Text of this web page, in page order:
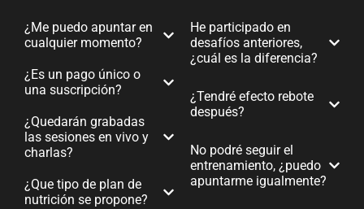
¿Me puedo apuntar en
cualquier momento?
¿Es un pago único o
una suscripción?
¿Quedarán grabadas
las sesiones en vivo y
charlas?
¿Que tipo de plan de
nutrición se propone?
He participado en
desafíos anteriores,
¿cuál es la diferencia?
¿Tendré efecto rebote
después?
No podré seguir el
entrenamiento, ¿puedo
apuntarme igualmente?